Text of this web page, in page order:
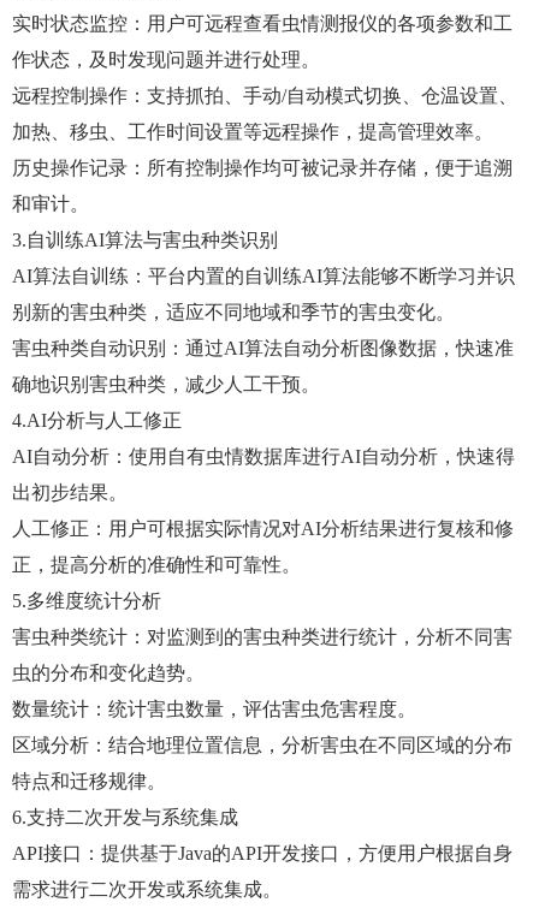
实时状态监控：用户可远程查看虫情测报仪的各项参数和工
作状态，及时发现问题并进行处理。
远程控制操作：支持抓拍、手动/自动模式切换、仓温设置、
加热、移虫、工作时间设置等远程操作，提高管理效率。
历史操作记录：所有控制操作均可被记录并存储，便于追溯
和审计。
3.自训练AI算法与害虫种类识别
AI算法自训练：平台内置的自训练AI算法能够不断学习并识
别新的害虫种类，适应不同地域和季节的害虫变化。
害虫种类自动识别：通过AI算法自动分析图像数据，快速准
确地识别害虫种类，减少人工干预。
4.AI分析与人工修正
AI自动分析：使用自有虫情数据库进行AI自动分析，快速得
出初步结果。
人工修正：用户可根据实际情况对AI分析结果进行复核和修
正，提高分析的准确性和可靠性。
5.多维度统计分析
害虫种类统计：对监测到的害虫种类进行统计，分析不同害
虫的分布和变化趋势。
数量统计：统计害虫数量，评估害虫危害程度。
区域分析：结合地理位置信息，分析害虫在不同区域的分布
特点和迁移规律。
6.支持二次开发与系统集成
API接口：提供基于Java的API开发接口，方便用户根据自身
需求进行二次开发或系统集成。